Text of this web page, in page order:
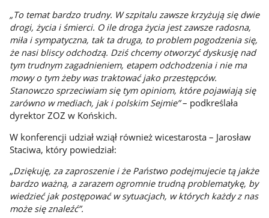
„To temat bardzo trudny. W szpitalu zawsze krzyżują się dwie
drogi, życia i śmierci. O ile droga życia jest zawsze radosna,
miła i sympatyczna, tak ta druga, to problem pogodzenia się,
że nasi bliscy odchodzą. Dziś chcemy otworzyć dyskusję nad
tym trudnym zagadnieniem, etapem odchodzenia i nie ma
mowy o tym żeby was traktować jako przestępców.
Stanowczo sprzeciwiam się tym opiniom, które pojawiają się
zarówno w mediach, jak i polskim Sejmie”– podkreślała
dyrektor ZOZ w Końskich.
W konferencji udział wziął również wicestarosta – Jarosław
Staciwa, który powiedział:
„Dziękuję, za zaproszenie i że Państwo podejmujecie tą jakże
bardzo ważną, a zarazem ogromnie trudną problematykę, by
wiedzieć jak postępować w sytuacjach, w których każdy z nas
może się znaleźć”.